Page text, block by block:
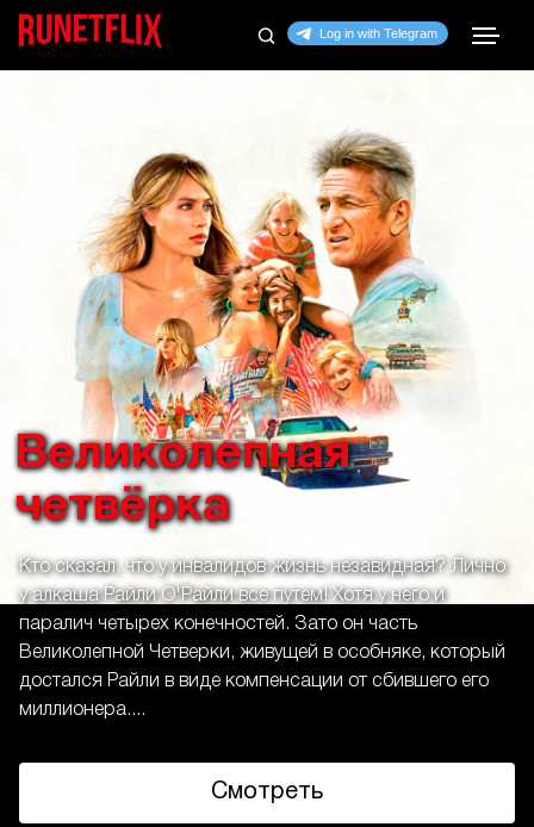
Великолепная
четвёрка
Кто сказал, что у инвалидов жизнь незавидная? Лично
у алкаша Райли О'Райли все путем! Хотя у него и
паралич четырех конечностей. Зато он часть
Великолепной Четверки, живущей в особняке, который
достался Райли в виде компенсации от сбившего его
миллионера....
Смотреть